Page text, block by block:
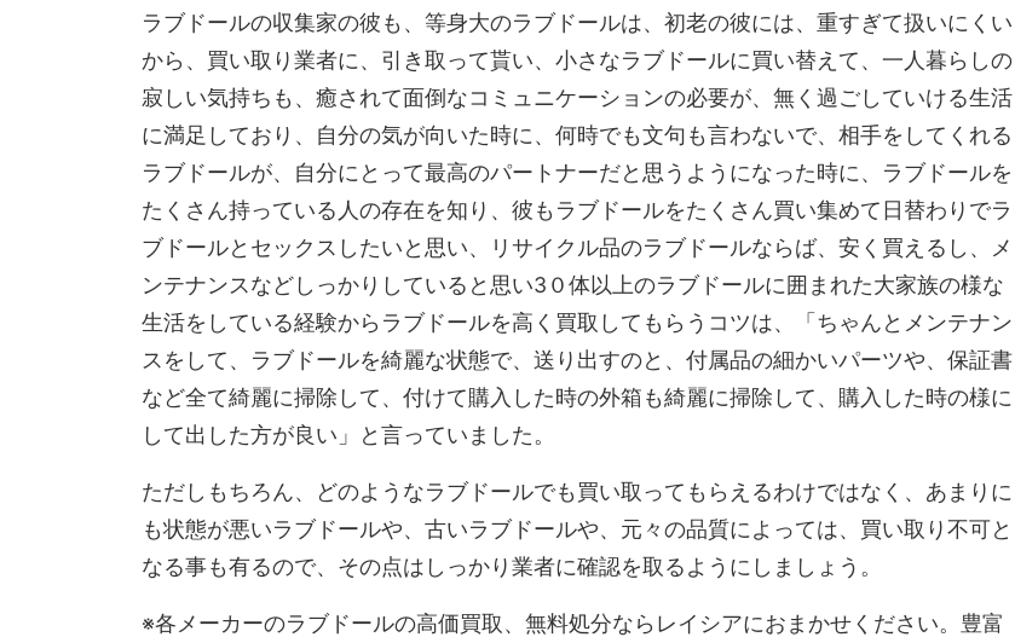
ラブドールの収集家の彼も、等身大のラブドールは、初老の彼には、重すぎて扱いにくい
から、買い取り業者に、引き取って貰い、小さなラブドールに買い替えて、一人暮らしの
寂しい気持ちも、癒されて面倒なコミュニケーションの必要が、無く過ごしていける生活
に満足しており、自分の気が向いた時に、何時でも文句も言わないで、相手をしてくれる
ラブドールが、自分にとって最高のパートナーだと思うようになった時に、ラブドールを
たくさん持っている人の存在を知り、彼もラブドールをたくさん買い集めて日替わりでラ
ブドールとセックスしたいと思い、リサイクル品のラブドールならば、安く買えるし、メ
ンテナンスなどしっかりしていると思い3０体以上のラブドールに囲まれた大家族の様な
生活をしている経験からラブドールを高く買取してもらうコツは、「ちゃんとメンテナン
スをして、ラブドールを綺麗な状態で、送り出すのと、付属品の細かいパーツや、保証書
など全て綺麗に掃除して、付けて購入した時の外箱も綺麗に掃除して、購入した時の様に
して出した方が良い」と言っていました。
ただしもちろん、どのようなラブドールでも買い取ってもらえるわけではなく、あまりに
も状態が悪いラブドールや、古いラブドールや、元々の品質によっては、買い取り不可と
なる事も有るので、その点はしっかり業者に確認を取るようにしましょう。
※各メーカーのラブドールの高価買取、無料処分ならレイシアにおまかせください。豊富